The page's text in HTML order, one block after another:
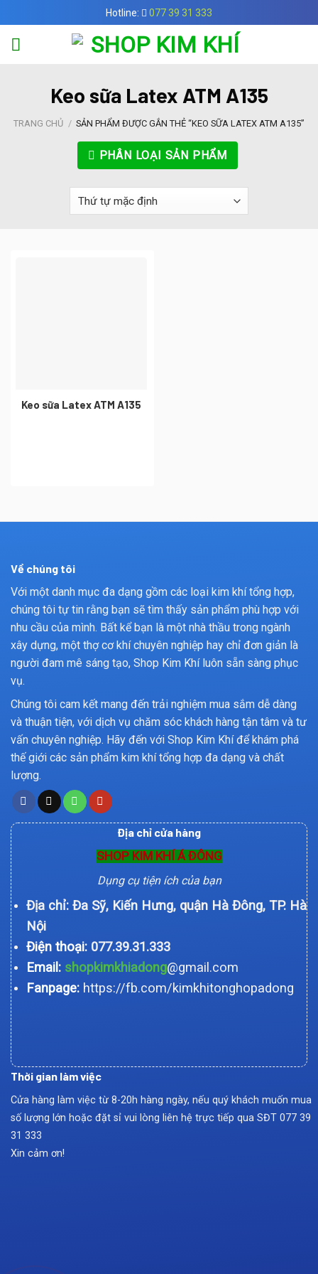
to
content
Hotline: 077 39 31 333
Keo sữa Latex ATM A135
TRANG CHỦ / SẢN PHẨM ĐƯỢC GẮN THẺ “KEO SỮA LATEX ATM A135”
PHÂN LOẠI SẢN PHẨM
Keo sữa Latex ATM A135
Về chúng tôi
Với một danh mục đa dạng gồm các loại kim khí tổng hợp,
chúng tôi tự tin rằng bạn sẽ tìm thấy sản phẩm phù hợp với
nhu cầu của mình. Bất kể bạn là một nhà thầu trong ngành
xây dựng, một thợ cơ khí chuyên nghiệp hay chỉ đơn giản là
người đam mê sáng tạo, Shop Kim Khí luôn sẵn sàng phục
vụ.
Chúng tôi cam kết mang đến trải nghiệm mua sắm dễ dàng
và thuận tiện, với dịch vụ chăm sóc khách hàng tận tâm và tư
vấn chuyên nghiệp. Hãy đến với Shop Kim Khí để khám phá
thế giới các sản phẩm kim khí tổng hợp đa dạng và chất
lượng.
Địa chỉ cửa hàng
SHOP KIM KHÍ Á ĐÔNG
Dụng cụ tiện ích của bạn
Địa chỉ: Đa Sỹ, Kiến Hưng, quận Hà Đông, TP. Hà
Nội
Điện thoại: 077.39.31.333
Email:shopkimkhiadong@gmail.com
Fanpage: https://fb.com/kimkhitonghopadong
Thời gian làm việc
Cửa hàng làm việc từ 8-20h hàng ngày, nếu quý khách muốn mua
số lượng lớn hoặc đặt sỉ vui lòng liên hệ trực tiếp qua SĐT 077 39
31 333
Xin cảm ơn!